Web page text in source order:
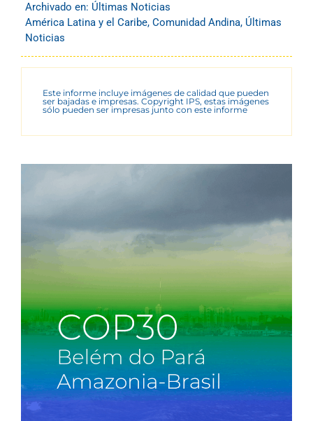
Archivado en: Últimas Noticias
América Latina y el Caribe, Comunidad Andina, Últimas
Noticias
Este informe incluye imágenes de calidad que pueden
ser bajadas e impresas. Copyright IPS, estas imágenes
sólo pueden ser impresas junto con este informe